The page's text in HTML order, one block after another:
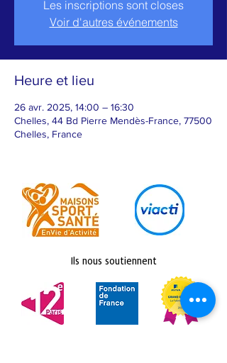
Les inscriptions sont closes
Voir d'autres événements
Heure et lieu
26 avr. 2025, 14:00 – 16:30
Chelles, 44 Bd Pierre Mendès-France, 77500
Chelles, France
Ils nous soutiennent